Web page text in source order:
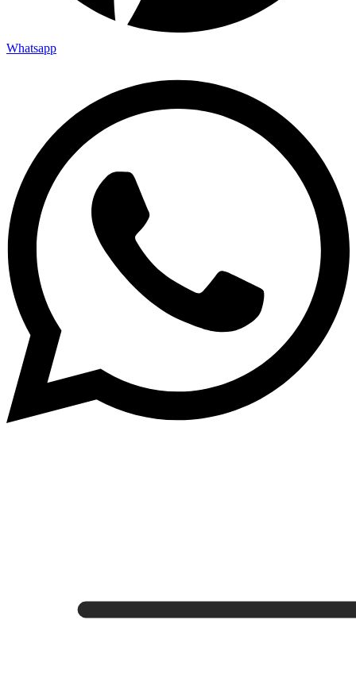
Whatsapp